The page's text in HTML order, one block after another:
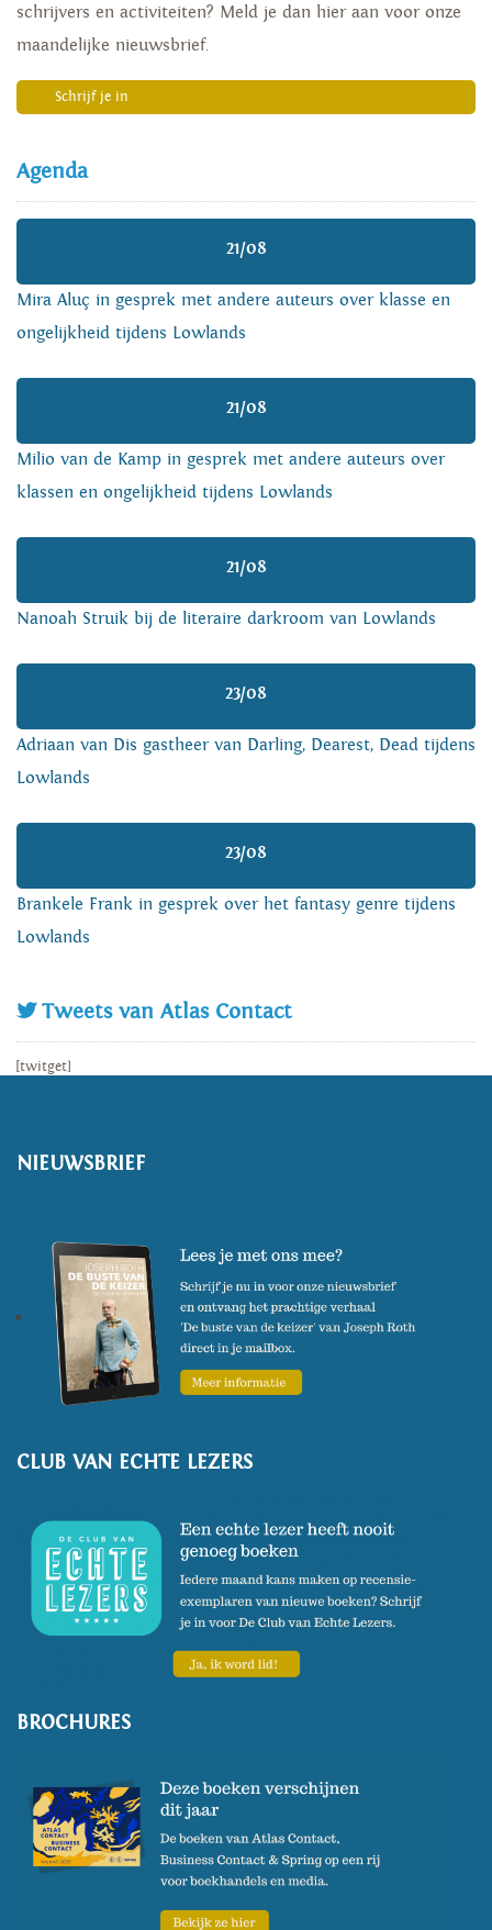
schrijvers en activiteiten? Meld je dan hier aan voor onze
maandelijke nieuwsbrief.
Schrijf je in
Agenda
21/08
Mira Aluç in gesprek met andere auteurs over klasse en
ongelijkheid tijdens Lowlands
21/08
Milio van de Kamp in gesprek met andere auteurs over
klassen en ongelijkheid tijdens Lowlands
21/08
Nanoah Struik bij de literaire darkroom van Lowlands
23/08
Adriaan van Dis gastheer van Darling, Dearest, Dead tijdens
Lowlands
23/08
Brankele Frank in gesprek over het fantasy genre tijdens
Lowlands
Tweets van Atlas Contact
[twitget]
NIEUWSBRIEF
CLUB VAN ECHTE LEZERS
BROCHURES